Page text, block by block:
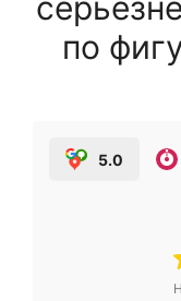
по
5.0